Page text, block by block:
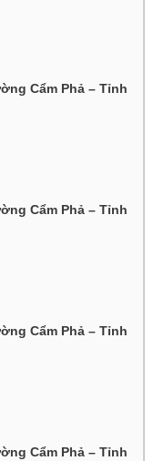
Cẩm Phả – Tỉnh
Cẩm Phả – Tỉnh
Cẩm Phả – Tỉnh
Cẩm Phả – Tỉnh